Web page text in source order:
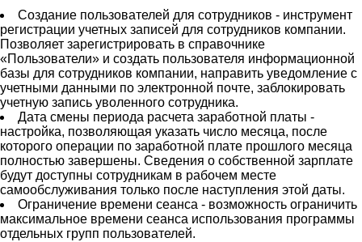
Создание пользователей для сотрудников - инструмент
регистрации учетных записей для сотрудников компании.
Позволяет зарегистрировать в справочнике
«Пользователи» и создать пользователя информационной
базы для сотрудников компании, направить уведомление с
учетными данными по электронной почте, заблокировать
учетную запись уволенного сотрудника.
Дата смены периода расчета заработной платы -
настройка, позволяющая указать число месяца, после
которого операции по заработной плате прошлого месяца
полностью завершены. Сведения о собственной зарплате
будут доступны сотрудникам в рабочем месте
самообслуживания только после наступления этой даты.
Ограничение времени сеанса - возможность ограничить
максимальное времени сеанса использования программы
отдельных групп пользователей.